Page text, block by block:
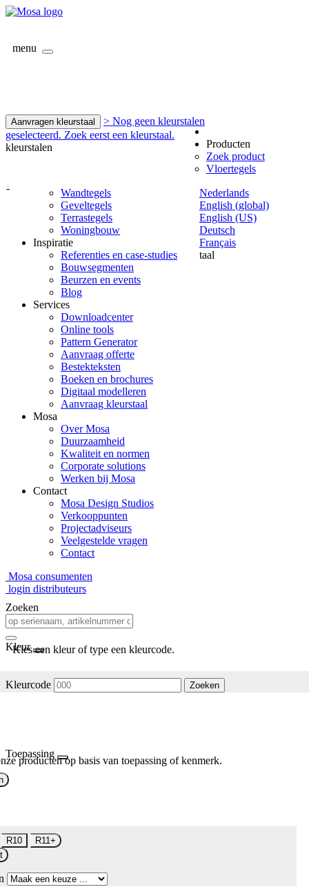
menu
Aanvragen kleurstaal
> Nog geen kleurstalen
geselecteerd. Zoek eerst een kleurstaal.
kleurstalen
-
Nederlands
English (global)
English (US)
Deutsch
Français
taal
Producten
Zoek product
Vloertegels
Wandtegels
Geveltegels
Terrastegels
Woningbouw
Inspiratie
Referenties en case-studies
Bouwsegmenten
Beurzen en events
Blog
Services
Downloadcenter
Online tools
Pattern Generator
Aanvraag offerte
Bestekteksten
Boeken en brochures
Digitaal modelleren
Aanvraag kleurstaal
Mosa
Over Mosa
Duurzaamheid
Kwaliteit en normen
Corporate solutions
Werken bij Mosa
Contact
Mosa Design Studios
Verkooppunten
Projectadviseurs
Veelgestelde vragen
Contact
Mosa consumenten
login distributeurs
Zoeken
Kleur
Kies een kleur of type een kleurcode.
Kleurcode Zoeken
Toepassing
producten op basis van toepassing of kenmerk.
R10
R11+